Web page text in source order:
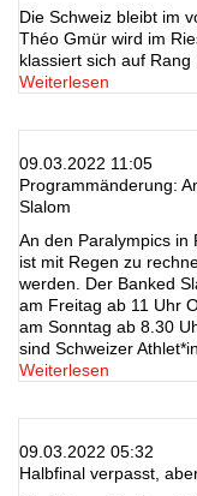
Die Schweiz bleibt im
Théo Gmür wird im
klassiert sich auf Rang
Weiterlesen
09.03.2022 11:05
Programmänderung:
Slalom
An den Paralympics in
ist mit Regen zu
werden. Der Banked
am Freitag ab 11 Uhr
am Sonntag ab 8.30
sind Schweizer
Weiterlesen
09.03.2022 05:32
Halbfinal verpasst,